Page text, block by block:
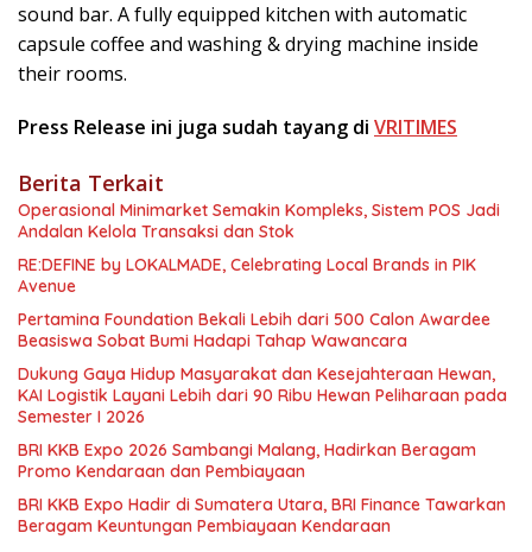
sound bar. A fully equipped kitchen with automatic
capsule coffee and washing & drying machine inside
their rooms.
Press Release ini juga sudah tayang di VRITIMES
Berita Terkait
Operasional Minimarket Semakin Kompleks, Sistem POS Jadi
Andalan Kelola Transaksi dan Stok
RE:DEFINE by LOKALMADE, Celebrating Local Brands in PIK
Avenue
Pertamina Foundation Bekali Lebih dari 500 Calon Awardee
Beasiswa Sobat Bumi Hadapi Tahap Wawancara
Dukung Gaya Hidup Masyarakat dan Kesejahteraan Hewan,
KAI Logistik Layani Lebih dari 90 Ribu Hewan Peliharaan pada
Semester I 2026
BRI KKB Expo 2026 Sambangi Malang, Hadirkan Beragam
Promo Kendaraan dan Pembiayaan
BRI KKB Expo Hadir di Sumatera Utara, BRI Finance Tawarkan
Beragam Keuntungan Pembiayaan Kendaraan